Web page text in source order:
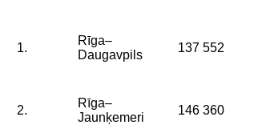
1.
Rīga–
Daugavpils
137 552
2.
Rīga–
Jaunķemeri
146 360